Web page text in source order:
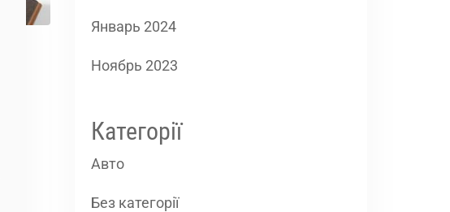
Январь 2024
Ноябрь 2023
Категорії
Авто
Без категорії